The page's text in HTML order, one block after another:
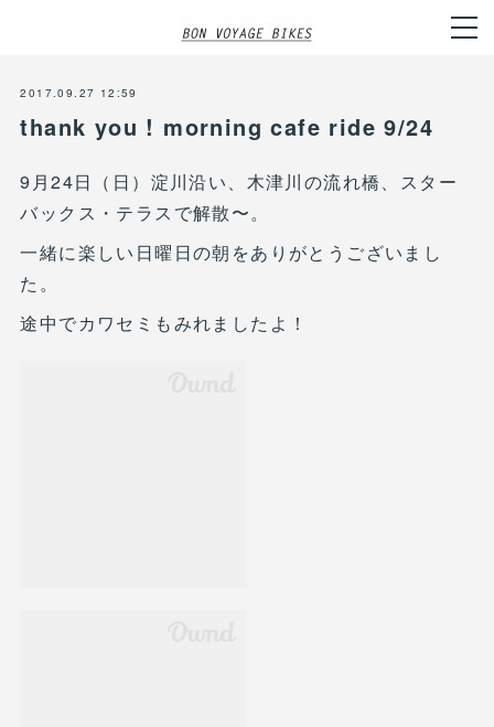
2017.09.27 12:59
thank you ! morning cafe ride 9/24
9月24日（日）淀川沿い、木津川の流れ橋、スター
バックス・テラスで解散〜。
一緒に楽しい日曜日の朝をありがとうございまし
た。
途中でカワセミもみれましたよ！